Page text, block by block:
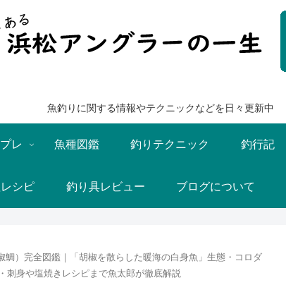
魚釣りに関する情報やテクニックなどを日々更新中
レ 魚種図鑑 釣りテクニック 釣行記
シピ 釣り具レビュー ブログについて
鯛）完全図鑑｜「胡椒を散らした暖海の白身魚」生態・コロダ
刺身や塩焼きレシピまで魚太郎が徹底解説